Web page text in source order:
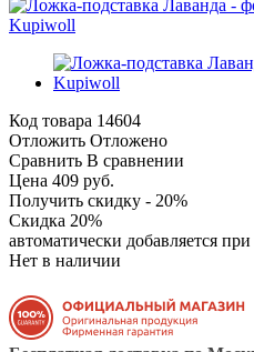
Код товара 14604
Отложить Отложено
Сравнить В сравнении
Цена 409 руб.
Получить скидку - 20%
Скидка 20%
автоматически добавляется
Нет в наличии